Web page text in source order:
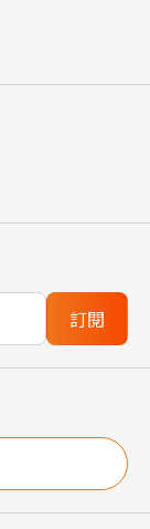
訂閱